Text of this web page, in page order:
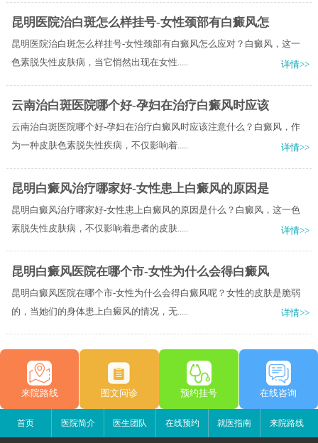
昆明医院治白斑怎么样挂号-女性颈部有白癜风怎
昆明医院治白斑怎么样挂号-女性颈部有白癜风怎么应对？白癜风，这一
色素脱失性皮肤病，当它悄然出现在女性.....
详情>>
云南治白斑医院哪个好-孕妇在治疗白癜风时应该
云南治白斑医院哪个好-孕妇在治疗白癜风时应该注意什么？白癜风，作
为一种皮肤色素脱失性疾病，不仅影响着.....
详情>>
昆明白癜风治疗哪家好-女性患上白癜风的原因是
昆明白癜风治疗哪家好-女性患上白癜风的原因是什么？白癜风，这一色
素脱失性皮肤病，不仅影响着患者的皮肤.....
详情>>
昆明白癜风医院在哪个市-女性为什么会得白癜风
昆明白癜风医院在哪个市-女性为什么会得白癜风呢？女性的皮肤是脆弱
的，当她们的身体患上白癜风的情况，无.....
详情>>
来院路线 图文问诊 预约挂号 在线咨询
首页 医院简介 医生团队 在线预约 就医指南 来院路线